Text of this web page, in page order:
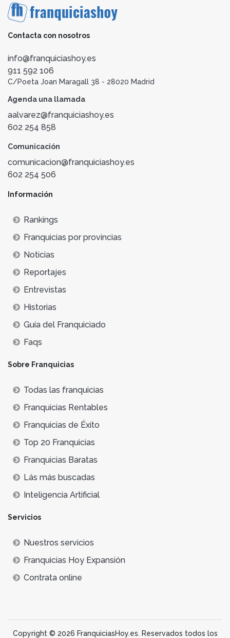
Contacta con nosotros
info@franquiciashoy.es
911 592 106
C/Poeta Joan Maragall 38 - 28020 Madrid
Agenda una llamada
aalvarez@franquiciashoy.es
602 254 858
Comunicación
comunicacion@franquiciashoy.es
602 254 506
Información
Rankings
Franquicias por provincias
Noticias
Reportajes
Entrevistas
Historias
Guía del Franquiciado
Faqs
Sobre Franquicias
Todas las franquicias
Franquicias Rentables
Franquicias de Éxito
Top 20 Franquicias
Franquicias Baratas
Lás más buscadas
Inteligencia Artificial
Servicios
Nuestros servicios
Franquicias Hoy Expansión
Contrata online
Copyright © 2026 FranquiciasHoy.es. Reservados todos los